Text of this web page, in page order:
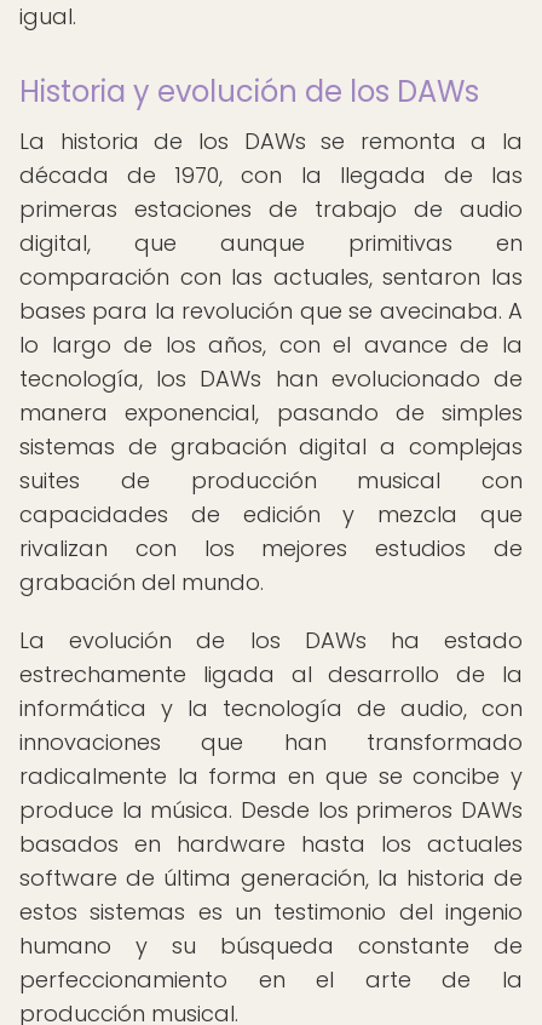
igual.
Historia y evolución de los DAWs
La historia de los DAWs se remonta a la
década de 1970, con la llegada de las
primeras estaciones de trabajo de audio
digital, que aunque primitivas en
comparación con las actuales, sentaron las
bases para la revolución que se avecinaba. A
lo largo de los años, con el avance de la
tecnología, los DAWs han evolucionado de
manera exponencial, pasando de simples
sistemas de grabación digital a complejas
suites de producción musical con
capacidades de edición y mezcla que
rivalizan con los mejores estudios de
grabación del mundo.
La evolución de los DAWs ha estado
estrechamente ligada al desarrollo de la
informática y la tecnología de audio, con
innovaciones que han transformado
radicalmente la forma en que se concibe y
produce la música. Desde los primeros DAWs
basados en hardware hasta los actuales
software de última generación, la historia de
estos sistemas es un testimonio del ingenio
humano y su búsqueda constante de
perfeccionamiento en el arte de la
producción musical.